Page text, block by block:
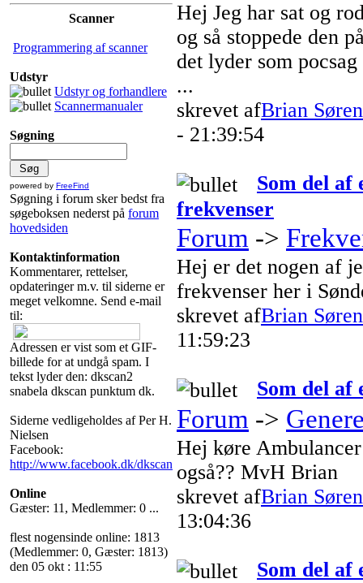
Scanner
Programmering af scanner
Udstyr
Udstyr og forhandlere
Scannermanualer
Søgning
powered by FreeFind
Søgning i forum sker bedst fra
søgeboksen nederst på forum
hovedsiden
Kontaktinformation
Kommentarer, rettelser,
opdateringer m.v. til siderne er
meget velkomne. Send e-mail
til:
Adressen er vist som et GIF-
billede for at undgå spam. I
tekst lyder den: dkscan2
snabela dkscan punktum dk.
Siderne vedligeholdes af Per H.
Nielsen
Facebook:
http://www.facebook.dk/dkscan
Online
Gæster: 11, Medlemmer: 0 ...
flest nogensinde online: 1813
(Medlemmer: 0, Gæster: 1813)
den 05 okt : 11:55
Hej Jeg har sat og
og så stoppede den
det lyder som pocsag
...
skrevet afBrian
- 21:39:54
Som del af
frekvenser
Forum ->
Hej er det nogen af
frekvenser her i
skrevet afBrian
11:59:23
Som del af
Forum ->
Hej køre
også?? MvH Brian
skrevet afBrian
13:04:36
Som del af